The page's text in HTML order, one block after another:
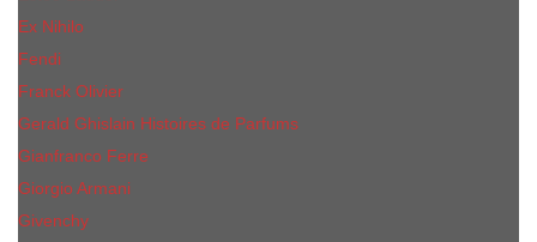
Ex Nihilo
Fendi
Franck Olivier
Gerald Ghislain Histoires de Parfums
Gianfranco Ferre
Giorgio Armani
Givenchy